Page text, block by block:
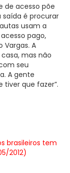
de acesso põe
saída é procurar
usam a
pago,
Vargas. A
mas não
seu
A gente
tiver que fazer”.
brasileiros tem
2012)